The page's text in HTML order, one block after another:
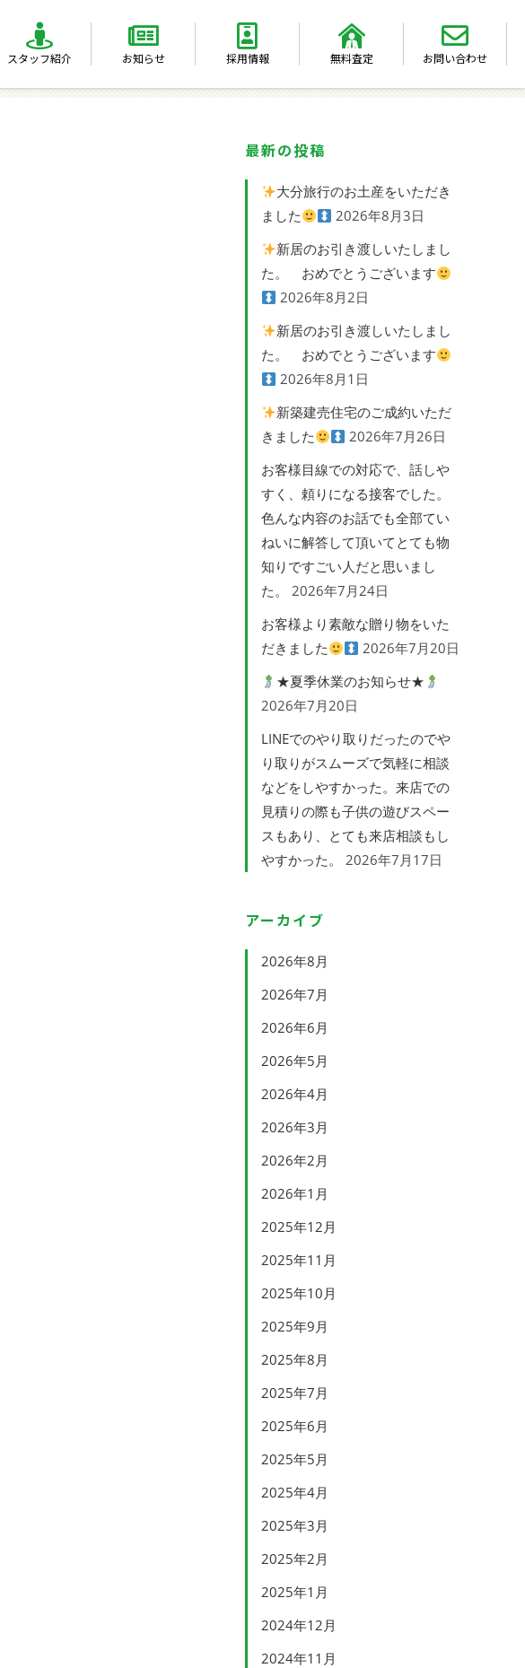
スタッフ紹介 お知らせ 採用情報 無料査定 お問い合わせ
最新の投稿
大分旅行のお土産をいただき
ました
2026年8月3日
新居のお引き渡しいたしまし
た。 おめでとうございます
2026年8月2日
新居のお引き渡しいたしまし
た。 おめでとうございます
2026年8月1日
新築建売住宅のご成約いただ
きました
2026年7月26日
お客様目線での対応で、話しや
すく、頼りになる接客でした。
色んな内容のお話でも全部てい
ねいに解答して頂いてとても物
知りですごい人だと思いまし
た。
2026年7月24日
お客様より素敵な贈り物をいた
だきました
2026年7月20日
★夏季休業のお知らせ★
2026年7月20日
LINEでのやり取りだったのでや
り取りがスムーズで気軽に相談
などをしやすかった。来店での
見積りの際も子供の遊びスペー
スもあり、とても来店相談もし
やすかった。
2026年7月17日
アーカイブ
2026年8月
2026年7月
2026年6月
2026年5月
2026年4月
2026年3月
2026年2月
2026年1月
2025年12月
2025年11月
2025年10月
2025年9月
2025年8月
2025年7月
2025年6月
2025年5月
2025年4月
2025年3月
2025年2月
2025年1月
2024年12月
2024年11月